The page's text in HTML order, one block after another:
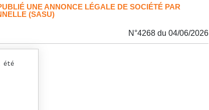
UNE ANNONCE LÉGALE DE SOCIÉTÉ PAR
(SASU)
N°4268 du 04/06/2026
été